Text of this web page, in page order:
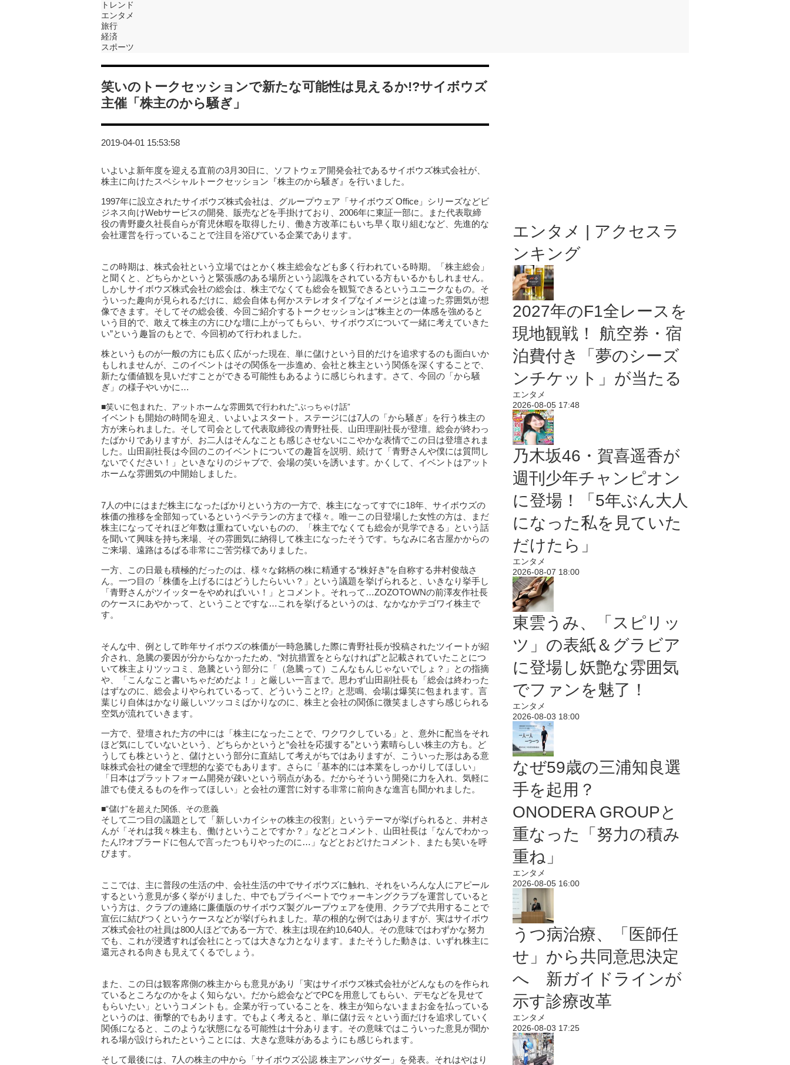
トレンド
エンタメ
旅行
経済
スポーツ
笑いのトークセッションで新たな可能性は見えるか!?サイボウズ
主催「株主のから騒ぎ」
2019-04-01 15:53:58
いよいよ新年度を迎える直前の3月30日に、ソフトウェア開発会社であるサイボウズ株式会社が、
株主に向けたスペシャルトークセッション『株主のから騒ぎ』を行いました。
1997年に設立されたサイボウズ株式会社は、グループウェア「サイボウズ Office」シリーズなどビ
ジネス向けWebサービスの開発、販売などを手掛けており、2006年に東証一部に。また代表取締
役の青野慶久社長自らが育児休暇を取得したり、働き方改革にもいち早く取り組むなど、先進的な
会社運営を行っていることで注目を浴びている企業であります。
この時期は、株式会社という立場ではとかく株主総会なども多く行われている時期。「株主総会」
と聞くと、どちらかというと緊張感のある場所という認識をされている方もいるかもしれません。
しかしサイボウズ株式会社の総会は、株主でなくても総会を観覧できるというユニークなもの。そ
ういった趣向が見られるだけに、総会自体も何かステレオタイプなイメージとは違った雰囲気が想
像できます。そしてその総会後、今回ご紹介するトークセッションは“株主との一体感を強めると
いう目的で、敢えて株主の方にひな壇に上がってもらい、サイボウズについて一緒に考えていきた
い”という趣旨のもとで、今回初めて行われました。
株というものが一般の方にも広く広がった現在、単に儲けという目的だけを追求するのも面白いか
もしれませんが、このイベントはその関係を一歩進め、会社と株主という関係を深くすることで、
新たな価値観を見いだすことができる可能性もあるように感じられます。さて、今回の「から騒
ぎ」の様子やいかに…
■笑いに包まれた、アットホームな雰囲気で行われた“ぶっちゃけ話”
イベントも開始の時間を迎え、いよいよスタート。ステージには7人の「から騒ぎ」を行う株主の
方が来られました。そして司会として代表取締役の青野社長、山田理副社長が登壇。総会が終わっ
たばかりでありますが、お二人はそんなことも感じさせないにこやかな表情でこの日は登壇されま
した。山田副社長は今回のこのイベントについての趣旨を説明、続けて「青野さんや僕には質問し
ないでください！」といきなりのジャブで、会場の笑いを誘います。かくして、イベントはアット
ホームな雰囲気の中開始しました。
7人の中にはまだ株主になったばかりという方の一方で、株主になってすでに18年、サイボウズの
株価の推移を全部知っているというベテランの方まで様々。唯一この日登場した女性の方は、まだ
株主になってそれほど年数は重ねていないものの、「株主でなくても総会が見学できる」という話
を聞いて興味を持ち来場、その雰囲気に納得して株主になったそうです。ちなみに名古屋かからの
ご来場、遠路はるばる非常にご苦労様でありました。
一方、この日最も積極的だったのは、様々な銘柄の株に精通する“株好き”を自称する井村俊哉さ
ん。一つ目の「株価を上げるにはどうしたらいい？」という議題を挙げられると、いきなり挙手し
「青野さんがツイッターをやめればいい！」とコメント。それって…ZOZOTOWNの前澤友作社長
のケースにあやかって、ということですな…これを挙げるというのは、なかなかテゴワイ株主で
す。
そんな中、例として昨年サイボウズの株価が一時急騰した際に青野社長が投稿されたツイートが紹
介され、急騰の要因が分からなかったため、“対抗措置をとらなければ”と記載されていたことにつ
いて株主よりツッコミ、急騰という部分に「（急騰って）こんなもんじゃないでしょ？」との指摘
や、「こんなこと書いちゃだめだよ！」と厳しい一言まで。思わず山田副社長も「総会は終わった
はずなのに、総会よりやられているって、どういうこと!?」と悲鳴、会場は爆笑に包まれます。言
葉じり自体はかなり厳しいツッコミばかりなのに、株主と会社の関係に微笑ましさすら感じられる
空気が流れていきます。
一方で、登壇された方の中には「株主になったことで、ワクワクしている」と、意外に配当をそれ
ほど気にしていないという、どちらかというと“会社を応援する”という素晴らしい株主の方も。ど
うしても株というと、儲けという部分に直結して考えがちではありますが、こういった形はある意
味株式会社の健全で理想的な姿でもあります。さらに「基本的には本業をしっかりしてほしい」
「日本はプラットフォーム開発が疎いという弱点がある。だからそういう開発に力を入れ、気軽に
誰でも使えるものを作ってほしい」と会社の運営に対する非常に前向きな進言も聞かれました。
■“儲け”を超えた関係、その意義
そして二つ目の議題として「新しいカイシャの株主の役割」というテーマが挙げられると、井村さ
んが「それは我々株主も、働けということですか？」などとコメント、山田社長は「なんでわかっ
たん!?オブラードに包んで言ったつもりやったのに…」などとおどけたコメント、またも笑いを呼
びます。
ここでは、主に普段の生活の中、会社生活の中でサイボウズに触れ、それをいろんな人にアピール
するという意見が多く挙がりました、中でもプライベートでウォーキングクラブを運営していると
いう方は、クラブの連絡に廉価版のサイボウズ製グループウェアを使用、クラブで共用することで
宣伝に結びつくというケースなどが挙げられました。草の根的な例ではありますが、実はサイボウ
ズ株式会社の社員は800人ほどである一方で、株主は現在約10,640人。その意味ではわずかな努力
でも、これが浸透すれば会社にとっては大きな力となります。またそうした動きは、いずれ株主に
還元される向きも見えてくるでしょう。
また、この日は観客席側の株主からも意見があり「実はサイボウズ株式会社がどんなものを作られ
ているところなのかをよく知らない。だから総会などでPCを用意してもらい、デモなどを見せて
もらいたい」というコメントも。企業が行っていることを、株主が知らないままお金を払っている
というのは、衝撃的でもあります。でもよく考えると、単に儲け云々という面だけを追求していく
関係になると、このような状態になる可能性は十分あります。その意味ではこういった意見が聞か
れる場が設けられたということには、大きな意味があるようにも感じられます。
そして最後には、7人の株主の中から「サイボウズ公認 株主アンバサダー」を発表。それはやはり
エンタメ | アクセスラ
ンキング
2027年のF1全レースを
現地観戦！ 航空券・宿
泊費付き「夢のシーズ
ンチケット」が当たる
エンタメ
2026-08-05 17:48
乃木坂46・賀喜遥香が
週刊少年チャンピオン
に登場！「5年ぶん大人
になった私を見ていた
だけたら」
エンタメ
2026-08-07 18:00
東雲うみ、「スピリッ
ツ」の表紙＆グラビア
に登場し妖艶な雰囲気
でファンを魅了！
エンタメ
2026-08-03 18:00
なぜ59歳の三浦知良選
手を起用？
ONODERA GROUPと
重なった「努力の積み
重ね」
エンタメ
2026-08-05 16:00
うつ病治療、「医師任
せ」から共同意思決定
へ 新ガイドラインが
示す診療改革
エンタメ
2026-08-03 17:25